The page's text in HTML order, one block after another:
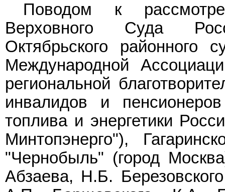
Поводом к
Верховного Суда
Октябрьского районного
Международной
региональной
инвалидов и
топлива и энергетики
Минтопэнерго"),
"Чернобыль" (город
Абзаева, Н.Б.